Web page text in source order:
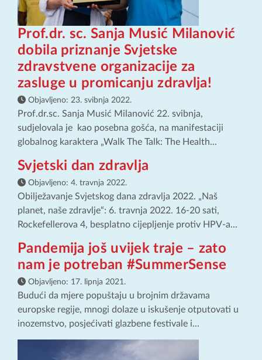
Prof.dr. sc. Sanja Musić Milanović
dobila priznanje Svjetske
zdravstvene organizacije za
zasluge u promicanju zdravlja!
Objavljeno: 23. svibnja 2022.
Prof.dr.sc. Sanja Musić Milanović 22. svibnja,
sudjelovala je kao posebna gošća, na manifestaciji
globalnog karaktera „Walk The Talk: The Health...
Svjetski dan zdravlja
Objavljeno: 4. travnja 2022.
Obilježavanje Svjetskog dana zdravlja 2022. „Naš
planet, naše zdravlje“: 6. travnja 2022. 16-20 sati,
Rockefellerova 4, besplatno cijepljenje protiv HPV-a...
Pandemija još uvijek traje – zato
nam je potreban #SummerSense
Objavljeno: 17. lipnja 2021.
Budući da mjere popuštaju u brojnim državama
europske regije, mnogi dolaze u iskušenje otputovati u
inozemstvo, posjećivati glazbene festivale i...